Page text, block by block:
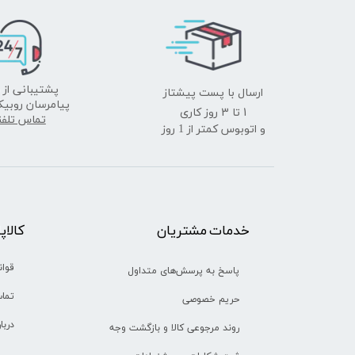
ارسال با پست پیشتاز
​​​​​​​1 تا 3 روز کاری
و اتوبوس کمتر از 1 روز
پشتیبانی
پیامرسان
تماس
خدمات مشتریان
پاسخ به پرسش‌های متداول
حریم خصوصی
روند مرجوعی کالا و بازگشت وجه